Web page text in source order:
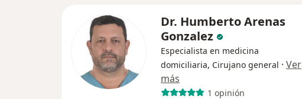
Dr. Humberto Arenas
Gonzalez
Especialista en medicina
domiciliaria, Cirujano general · Ver
más
1 opinión